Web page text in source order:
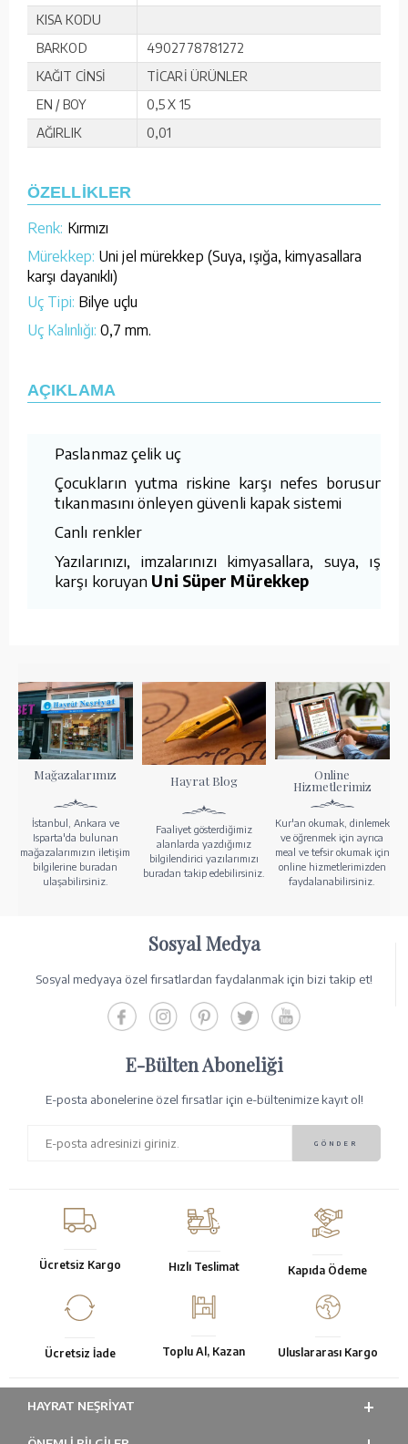
KISA KODU
BARKOD
4902778781272
KAĞIT CİNSİ
TİCARİ ÜRÜNLER
EN / BOY
0,5 X 15
AĞIRLIK
0,01
ÖZELLİKLER
Renk: Kırmızı
Mürekkep: Uni jel mürekkep (Suya, ışığa, kimyasallara
karşı dayanıklı)
Uç Tipi: Bilye uçlu
Uç Kalınlığı: 0,7 mm.
AÇIKLAMA
Paslanmaz çelik uç
Çocukların yutma riskine karşı nefes borusunun
tıkanmasını önleyen güvenli kapak sistemi
Canlı renkler
Yazılarınızı, imzalarınızı kimyasallara, suya, ışığa
karşı koruyan Uni Süper Mürekkep
Mağazalarımız
İstanbul, Ankara ve
Isparta'da bulunan
mağazalarımızın iletişim
bilgilerine buradan
ulaşabilirsiniz.
Hayrat Blog
Faaliyet gösterdiğimiz
alanlarda yazdığımız
bilgilendirici yazılarımızı
buradan takip edebilirsiniz.
Online
Hizmetlerimiz
Kur'an okumak, dinlemek
ve öğrenmek için ayrıca
meal ve tefsir okumak için
online hizmetlerimizden
faydalanabilirsiniz.
Sosyal Medya
Sosyal medyaya özel fırsatlardan faydalanmak için bizi takip et!
E-Bülten Aboneliği
E-posta abonelerine özel fırsatlar için e-bültenimize kayıt ol!
Ücretsiz Kargo Hızlı Teslimat Kapıda Ödeme
Ücretsiz İade Toplu Al, Kazan Uluslararası Kargo
HAYRAT NEŞRIYAT